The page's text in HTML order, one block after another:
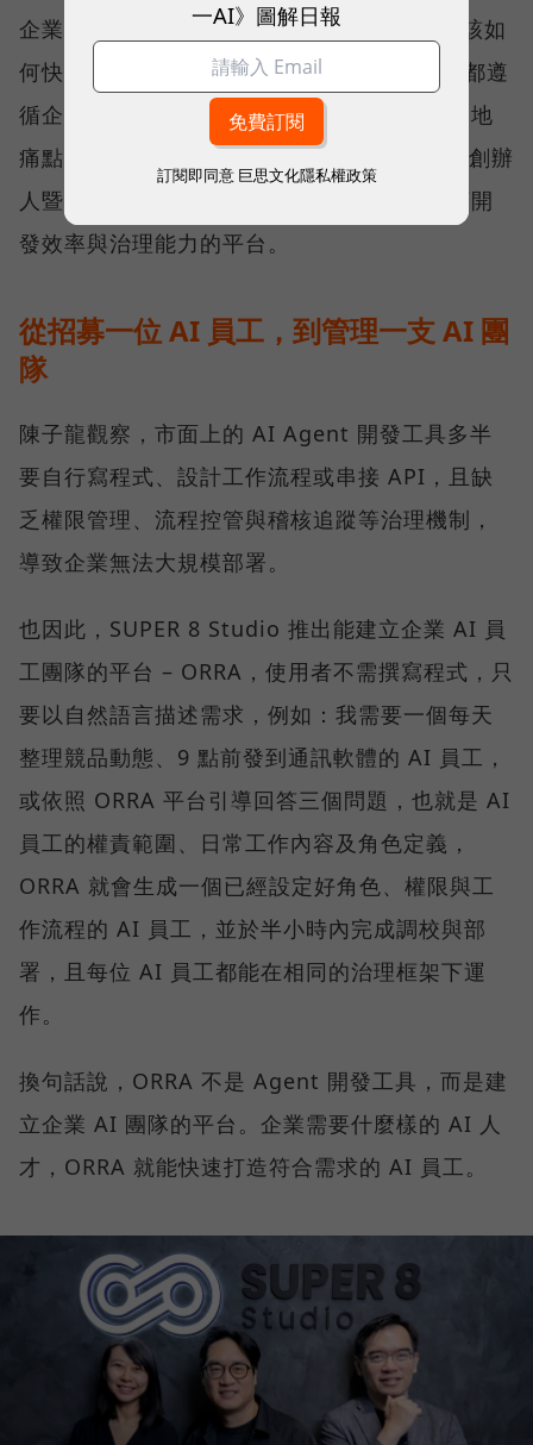
企業需求的是數十、甚至數百隻 Agent 時，該如
何快速招募、有效管理，並確保每位 AI 員工都遵
循企業的權限規範與治理機制，成了普遍的落地
痛點。對此，SUPER 8 Studio 雲發互動科技創辦
人暨執行長陳子龍認為，解方就在於一套兼顧開
發效率與治理能力的平台。
從招募一位 AI 員工，到管理一支 AI 團
隊
陳子龍觀察，市面上的 AI Agent 開發工具多半
要自行寫程式、設計工作流程或串接 API，且缺
乏權限管理、流程控管與稽核追蹤等治理機制，
導致企業無法大規模部署。
也因此，SUPER 8 Studio 推出能建立企業 AI 員
工團隊的平台 – ORRA，使用者不需撰寫程式，只
要以自然語言描述需求，例如：我需要一個每天
整理競品動態、9 點前發到通訊軟體的 AI 員工，
或依照 ORRA 平台引導回答三個問題，也就是 AI
員工的權責範圍、日常工作內容及角色定義，
ORRA 就會生成一個已經設定好角色、權限與工
作流程的 AI 員工，並於半小時內完成調校與部
署，且每位 AI 員工都能在相同的治理框架下運
作。
換句話說，ORRA 不是 Agent 開發工具，而是建
立企業 AI 團隊的平台。企業需要什麼樣的 AI 人
才，ORRA 就能快速打造符合需求的 AI 員工。
一AI》圖解日報
訂閱即同意 巨思文化隱私權政策